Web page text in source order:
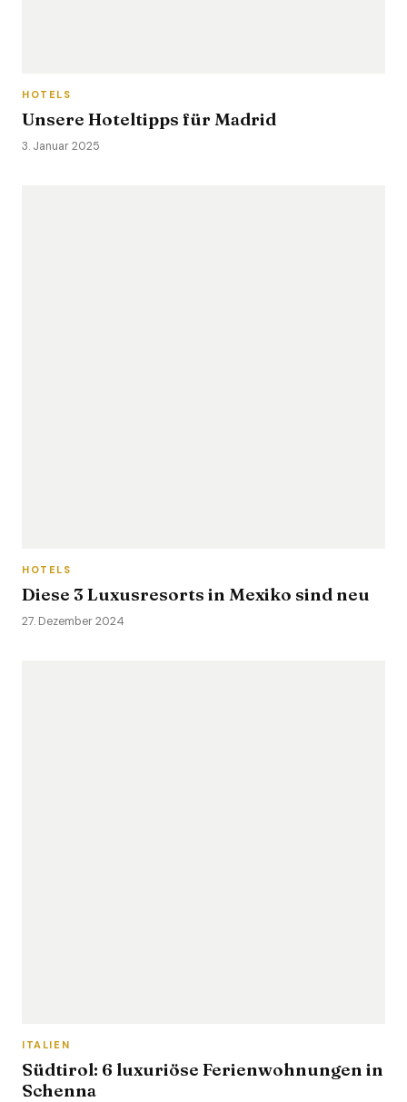
HOTELS
Unsere Hoteltipps für Madrid
3. Januar 2025
HOTELS
Diese 3 Luxusresorts in Mexiko sind neu
27. Dezember 2024
ITALIEN
Südtirol: 6 luxuriöse Ferienwohnungen in
Schenna